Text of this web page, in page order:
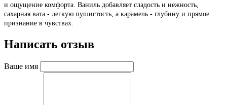
и ощущение комфорта. Ваниль добавляет сладость и нежность,
сахарная вата - легкую пушистость, а карамель - глубину и прямое
признание в чувствах.
Написать отзыв
Ваше имя